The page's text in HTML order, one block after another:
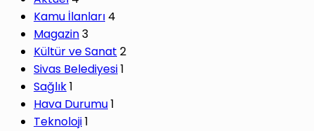
Kamu İlanları 4
Magazin3
Kültür ve Sanat 2
Sivas Belediyesi1
Sağlık1
Hava Durumu1
Teknoloji1